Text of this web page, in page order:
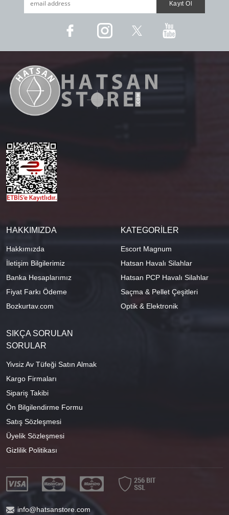
HAKKIMIZDA
Hakkımızda
İletişim Bilgilerimiz
Banka Hesaplarımız
Fiyat Farkı Ödeme
Bozkurtav.com
KATEGORİLER
Escort Magnum
Hatsan Havalı Silahlar
Hatsan PCP Havalı Silahlar
Saçma & Pellet Çeşitleri
Optik & Elektronik
SIKÇA SORULAN
SORULAR
Yivsiz Av Tüfeği Satın Almak
Kargo Firmaları
Sipariş Takibi
Ön Bilgilendirme Formu
Satış Sözleşmesi
Üyelik Sözleşmesi
Gizlilik Politikası
info@hatsanstore.com